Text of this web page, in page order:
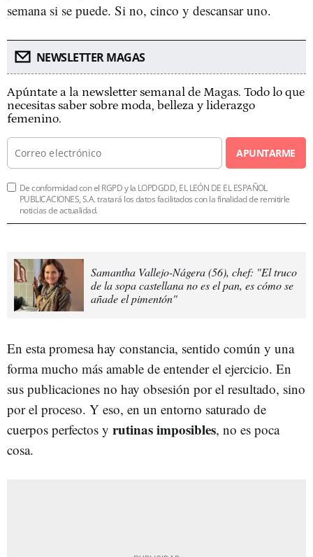
semana si se puede. Si no, cinco y descansar uno.
NEWSLETTER MAGAS
Apúntate a la newsletter semanal de Magas. Todo lo que
necesitas saber sobre moda, belleza y liderazgo
femenino.
APUNTARME
De conformidad con el RGPD y la LOPDGDD, EL LEÓN DE EL ESPAÑOL
PUBLICACIONES, S.A. tratará los datos facilitados con la finalidad de remitirle
noticias de actualidad.
Samantha Vallejo-Nágera (56), chef: "El truco
de la sopa castellana no es el pan, es cómo se
añade el pimentón"
En esta promesa hay constancia, sentido común y una
forma mucho más amable de entender el ejercicio. En
sus publicaciones no hay obsesión por el resultado, sino
por el proceso. Y eso, en un entorno saturado de
cuerpos perfectos y rutinas imposibles, no es poca
cosa.